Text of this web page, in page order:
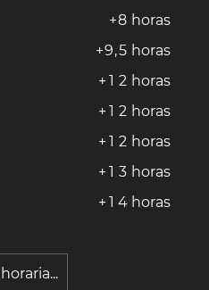
+8 horas
+9,5 horas
+ 1 2 horas
+ 1 2 horas
+ 1 2 horas
+ 1 3 horas
+ 1 4 horas